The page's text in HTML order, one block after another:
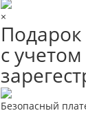
×
Подарок
с
Безопасный